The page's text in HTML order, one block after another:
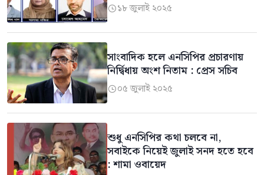
১৮ জুলাই ২০২৫
সাংবাদিক হলে এনসিপির প্রচারণায়
নির্দ্বিধায় অংশ নিতাম : প্রেস সচিব
০৫ জুলাই ২০২৫
শুধু এনসিপির কথা চলবে না,
সবাইকে নিয়েই জুলাই সনদ হতে হবে
: শামা ওবায়েদ